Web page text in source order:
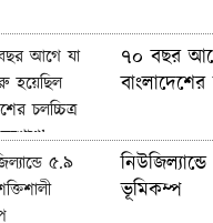
ইনফান্তিনো
বিশ্বকাপে
৭০ বছর
ভূমিকম্প